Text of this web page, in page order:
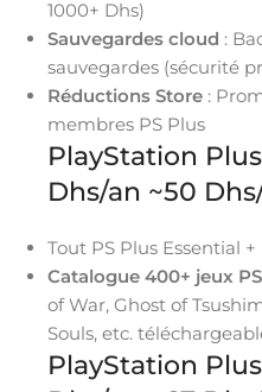
1000+ Dhs)
Sauvegardes cloud :
sauvegardes (sécurité
Réductions Store :
membres PS Plus
PlayStation
Dhs/an ~50
Tout PS Plus Essential +
Catalogue 400+ jeux
of War, Ghost of
Souls, etc.
PlayStation